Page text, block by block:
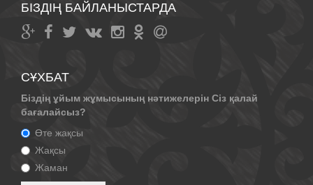
БІЗДІҢ БАЙЛАНЫСТАРДА
СҰХБАТ
Біздің ұйым жұмысының нәтижелерін Сіз қалай
бағалайсыз?
Өте жақсы
Жақсы
Жаман